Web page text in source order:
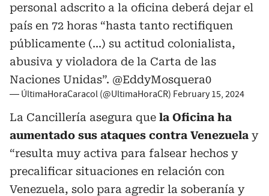
personal adscrito a la oficina deberá dejar el
país en 72 horas “hasta tanto rectifiquen
públicamente (...) su actitud colonialista,
abusiva y violadora de la Carta de las
Naciones Unidas”. @EddyMosquera0
— ÚltimaHoraCaracol (@UltimaHoraCR) February 15, 2024
La Cancillería asegura que la Oficina ha
aumentado sus ataques contra Venezuela y
“resulta muy activa para falsear hechos y
precalificar situaciones en relación con
Venezuela, solo para agredir la soberanía y